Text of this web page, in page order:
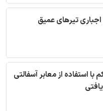
اجباری تیرهای عمیق
استفاده از معابر آسفالتی